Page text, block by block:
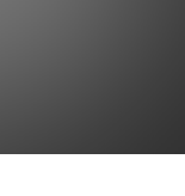
hiệu quả